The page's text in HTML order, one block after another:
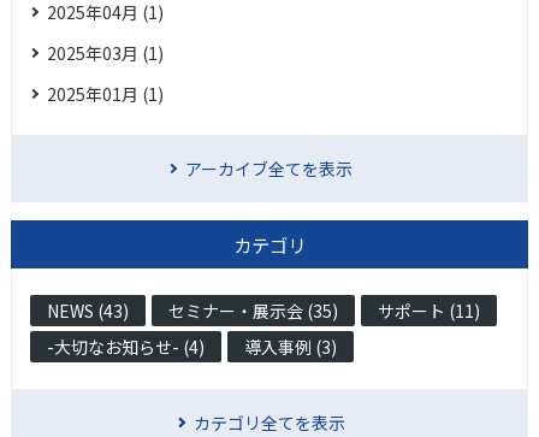
2025年04月 (1)
2025年03月 (1)
2025年01月 (1)
アーカイブ全てを表示
カテゴリ
NEWS (43) セミナー・展示会 (35)
サポート (11)
-大切なお知らせ- (4)
導入事例 (3)
カテゴリ全てを表示